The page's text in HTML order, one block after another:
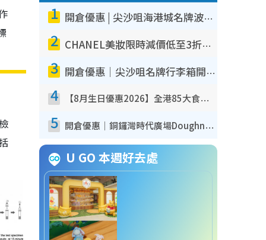
1 開倉優惠 | 尖沙咀海港城名牌波鞋開倉低至1折！On鞋$899起／Joy&Peace鞋履$98起
2 CHANEL美妝限時減價低至3折！人氣粉底/唇膏/精華液低至$275！COCO香水都有平
3 開倉優惠｜尖沙咀名牌行李箱開倉低至4折！一連5日 American Tourister/ace./Hallmark $200起！
4 【8月生日優惠2026】全港85大食買玩著數攻略 自助餐/火鍋放題同行免費＋誠品/DONKI送現金券
5 開倉優惠｜銅鑼灣時代廣場Doughnut/Campo Marzio開倉低至1折！背囊、書包、手袋劈價$200起
U GO 本週好去處